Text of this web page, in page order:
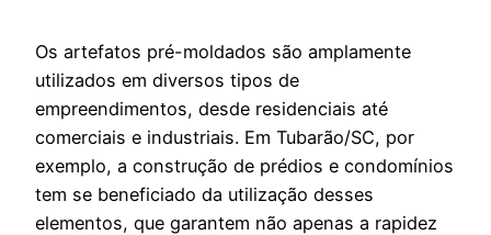
Os artefatos pré-moldados são amplamente
utilizados em diversos tipos de
empreendimentos, desde residenciais até
comerciais e industriais. Em Tubarão/SC, por
exemplo, a construção de prédios e condomínios
tem se beneficiado da utilização desses
elementos, que garantem não apenas a rapidez